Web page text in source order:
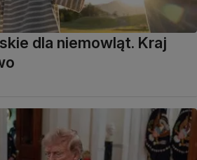
dla niemowląt. Kraj